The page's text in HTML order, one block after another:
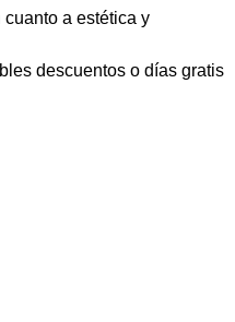
a estética y
descuentos o días gratis